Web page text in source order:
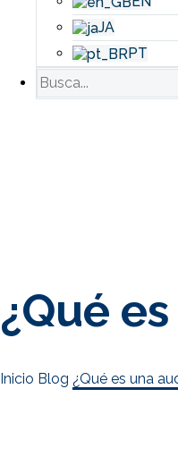
JA
PT
¿Qué
Inicio Blog ¿Qué es una